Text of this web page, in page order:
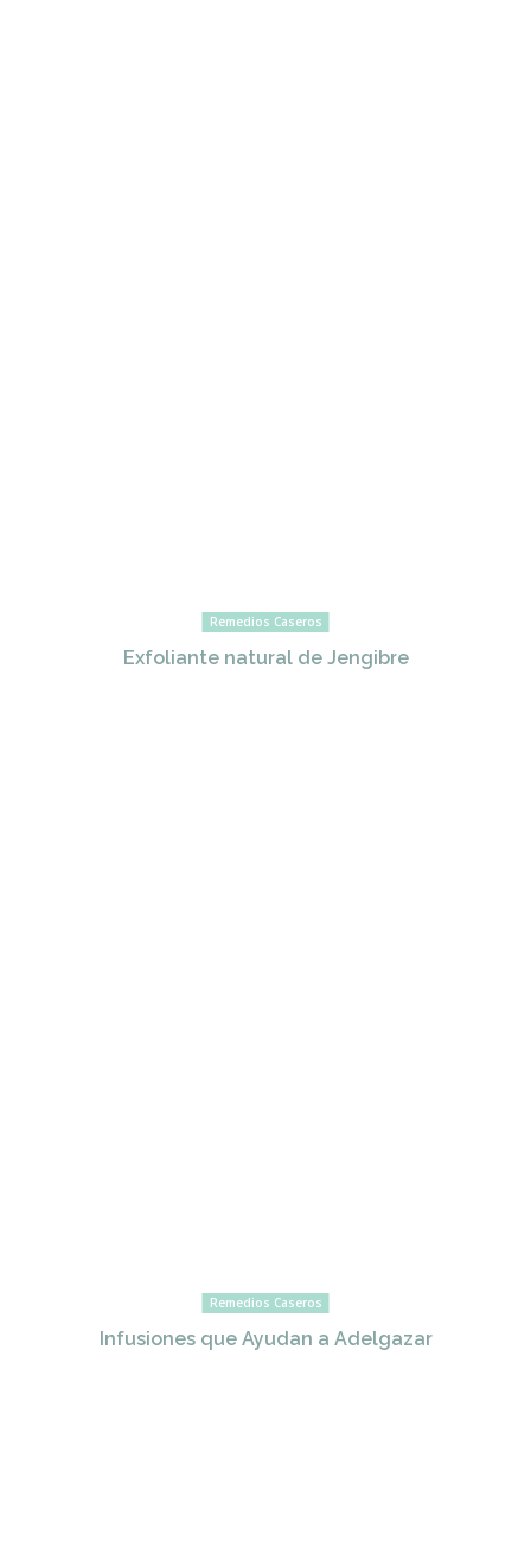
Remedios Caseros
Exfoliante natural de Jengibre
Remedios Caseros
Infusiones que Ayudan a Adelgazar